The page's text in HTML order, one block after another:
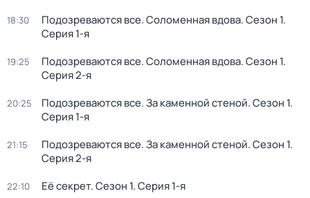
18:30 Подозреваются все. Соломенная вдова. Сезон 1.
Серия 1-я
19:25 Подозреваются все. Соломенная вдова. Сезон 1.
Серия 2-я
20:25 Подозреваются все. За каменной стеной. Сезон 1.
Серия 1-я
21:15 Подозреваются все. За каменной стеной. Сезон 1.
Серия 2-я
22:10 Её секрет. Сезон 1. Серия 1-я